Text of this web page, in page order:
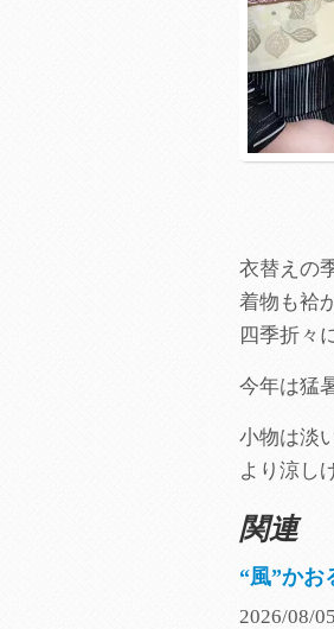
衣替えの
着物も袷
四季折々
今年は猛
小物は淡
より涼し
関連
“風”かお
2026/08/05